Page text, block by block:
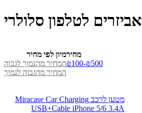
אביזרים לטלפון סלולרי
מיון לפי מחיר
המחיר מהנמוך לגבוה
המחיר מהגבוה לנמוך
מחיר
₪100-₪500
מטען לרכב Miracase Car Charging
USB+Cable iPhone 5/6 3.4A